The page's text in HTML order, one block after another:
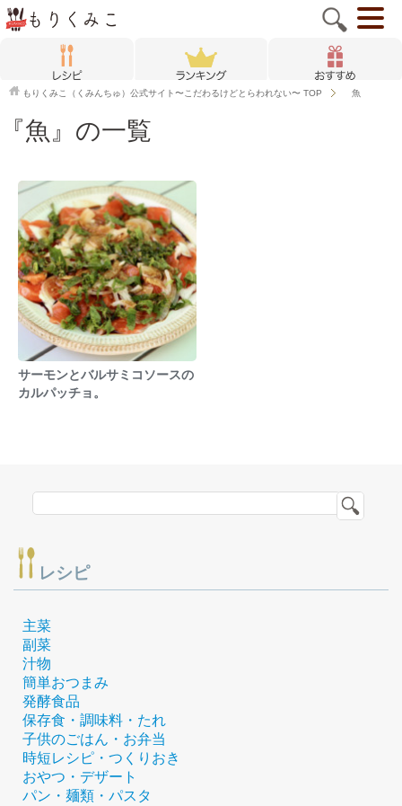
もりくみこ（くみんちゅ）公式サイト〜こだわるけどとらわれない〜 TOP 魚
『魚』の一覧
サーモンとバルサミコソースの
カルパッチョ。
レシピ
主菜
副菜
汁物
簡単おつまみ
発酵食品
保存食・調味料・たれ
子供のごはん・お弁当
時短レシピ・つくりおき
おやつ・デザート
パン・麺類・パスタ